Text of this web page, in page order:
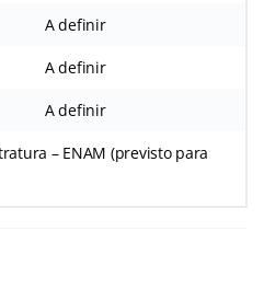
A definir
A definir
A definir
– ENAM (previsto para